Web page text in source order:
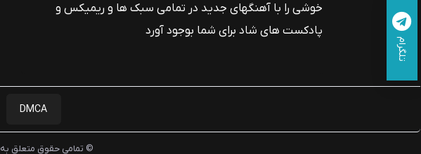
خوشی را با آهنگهای جدید در تمامی سبک ها و ریمیکس و
پادکست های شاد برای شما بوجود آورد
DMCA
© تمامی حقوق متعلق به
تلگرام